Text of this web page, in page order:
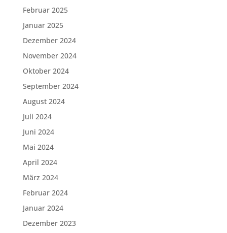
Februar 2025
Januar 2025
Dezember 2024
November 2024
Oktober 2024
September 2024
August 2024
Juli 2024
Juni 2024
Mai 2024
April 2024
März 2024
Februar 2024
Januar 2024
Dezember 2023